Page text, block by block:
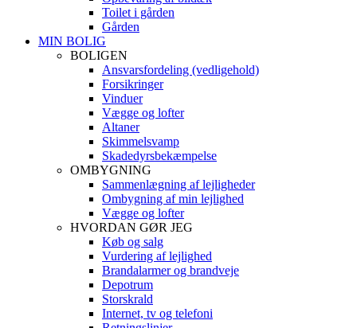
Toilet i gården
Gården
MIN BOLIG
BOLIGEN
Ansvarsfordeling (vedligehold)
Forsikringer
Vinduer
Vægge og lofter
Altaner
Skimmelsvamp
Skadedyrsbekæmpelse
OMBYGNING
Sammenlægning af lejligheder
Ombygning af min lejlighed
Vægge og lofter
HVORDAN GØR JEG
Køb og salg
Vurdering af lejlighed
Brandalarmer og brandveje
Depotrum
Storskrald
Internet, tv og telefoni